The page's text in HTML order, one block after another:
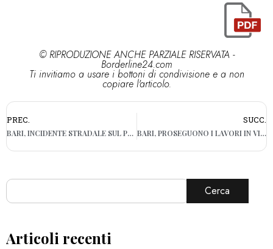
© RIPRODUZIONE ANCHE PARZIALE RISERVATA -
Borderline24.com
Ti invitiamo a usare i bottoni di condivisione e a non
copiare l'articolo.
PREC.
BARI, INCIDENTE STRADALE SUL PONTE SOLARINO: LUNGHE CODE
SUCC.
BARI, PROSEGUONO I LAVORI IN VIA CAPOSCARDICCHIO. DECARO: “CON NUOVI INTERVENTI IL SAN PAOLO SARÀ RINNOVATO”
Cerca
Articoli recenti